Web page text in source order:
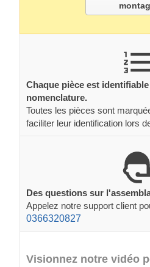
Chaque pièce est
nomenclature.
Toutes les pièces sont
faciliter leur identification lors
Des questions sur
Appelez notre support client
0366320827
Visionnez notre vidéo